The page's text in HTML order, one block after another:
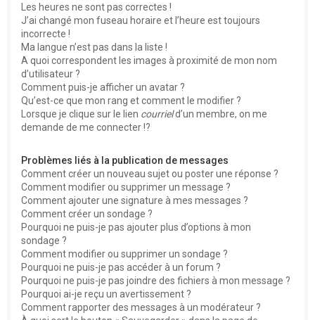
Les heures ne sont pas correctes !
J’ai changé mon fuseau horaire et l’heure est toujours
incorrecte !
Ma langue n’est pas dans la liste !
A quoi correspondent les images à proximité de mon nom
d’utilisateur ?
Comment puis-je afficher un avatar ?
Qu’est-ce que mon rang et comment le modifier ?
Lorsque je clique sur le lien courrield’un membre, on me
demande de me connecter !?
Problèmes liés à la publication de messages
Comment créer un nouveau sujet ou poster une réponse ?
Comment modifier ou supprimer un message ?
Comment ajouter une signature à mes messages ?
Comment créer un sondage ?
Pourquoi ne puis-je pas ajouter plus d’options à mon
sondage ?
Comment modifier ou supprimer un sondage ?
Pourquoi ne puis-je pas accéder à un forum ?
Pourquoi ne puis-je pas joindre des fichiers à mon message ?
Pourquoi ai-je reçu un avertissement ?
Comment rapporter des messages à un modérateur ?